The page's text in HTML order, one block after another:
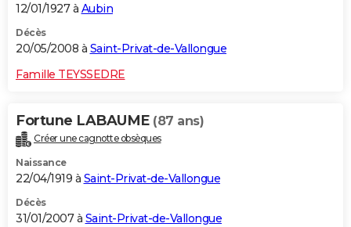
12/01/1927 à Aubin
Décès
20/05/2008 à Saint-Privat-de-Vallongue
Famille TEYSSEDRE
Fortune LABAUME (87 ans)
Créer une cagnotte obsèques
Naissance
22/04/1919 à Saint-Privat-de-Vallongue
Décès
31/01/2007 à Saint-Privat-de-Vallongue